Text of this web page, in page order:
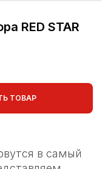
RED STAR
ТОВАР
в самый